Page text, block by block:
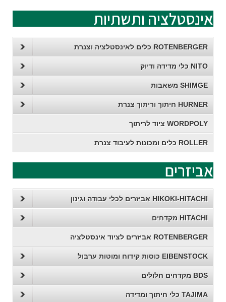
אינסטלציה ותשתיות
ROTENBERGER כלים לאינסטלציה וצנרת
NITO כלי מדידה ודיוק
SHIMGE משאבות
HURNER חיתוך וריתוך צנרת
WORDPOLY ציוד לריתוך
ROLLER כלים ומכונות לעיבוד צנרת
אביזרים
HIKOKI-HITACHI אביזרים לכלי עבודה וגינון
HITACHI מקדחים
ROTENBERGER אביזרים לציוד אינסטלציה
EIBENSTOCK כוסות קידוח ומוטות ערבול
BDS מקדחים חלולים
TAJIMA כלי חיתוך ומדידה